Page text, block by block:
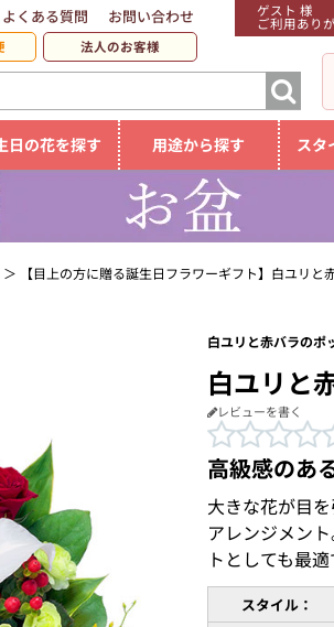
ゲスト 様
ご利用あり
よくある質問 お問い合わせ
法人のお客様
日の花を探す 用途から探す スタ
【目上の方に贈る誕生日フラワーギフト】白ユリと
白ユリと赤バラのポ
白ユリと
レビューを書く
高級感のあ
大きな花が目
アレンジメン
トとしても最適
スタイル：